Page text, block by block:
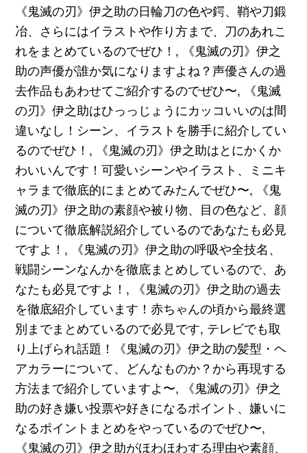
《鬼滅の刃》伊之助の日輪刀の色や鍔、鞘や刀鍛
冶、さらにはイラストや作り方まで、刀のあれこ
れをまとめているのでぜひ！, 《鬼滅の刃》伊之
助の声優が誰か気になりますよね？声優さんの過
去作品もあわせてご紹介するのでぜひ〜, 《鬼滅
の刃》伊之助はひっっじょうにカッコいいのは間
違いなし！シーン、イラストを勝手に紹介してい
るのでぜひ！, 《鬼滅の刃》伊之助はとにかくか
わいいんです！可愛いシーンやイラスト、ミニキ
ャラまで徹底的にまとめてみたんでぜひ〜, 《鬼
滅の刃》伊之助の素顔や被り物、目の色など、顔
について徹底解説紹介しているのであなたも必見
ですよ！, 《鬼滅の刃》伊之助の呼吸や全技名、
戦闘シーンなんかを徹底まとめしているので、あ
なたも必見ですよ！, 《鬼滅の刃》伊之助の過去
を徹底紹介しています！赤ちゃんの頃から最終選
別までまとめているので必見です, テレビでも取
り上げられ話題！《鬼滅の刃》伊之助の髪型・ヘ
アカラーについて、どんなものか？から再現する
方法まで紹介していますよ〜, 《鬼滅の刃》伊之
助の好き嫌い投票や好きになるポイント、嫌いに
なるポイントまとめをやっているのでぜひ〜,
《鬼滅の刃》伊之助がほわほわする理由や素顔、